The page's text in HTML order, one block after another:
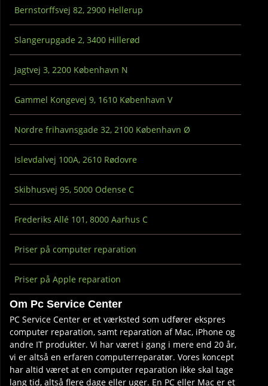
Bernstorffsvej 82, 2900 Hellerup
Slangerupgade 2, 3400 Hillerød
Jagtvej 3, 2200 København N
Gammel Kongevej 9, 1610 København V
Nordre frihavnsgade 32, 2100 København Ø
Islevdalvej 100A, 2610 Rødovre
Skibhusvej 95, 5000 Odense C
Frederiks Allé 101, 8000 Aarhus C
Priser på computer reparation
Priser på Apple reparation
Om Pc Service Center
PC Service Center er et værksted som udfører ekspres
computer reparation, samt reparation af Mac, iPhone og
andre IT produkter. Vi har været i gang i mere end 20 år,
vi er altså en erfaren computerreparatør. Vores koncept
har altid været at en computer reparation ikke skal tage
lang tid, altså flere dage eller uger. En PC eller Mac er et